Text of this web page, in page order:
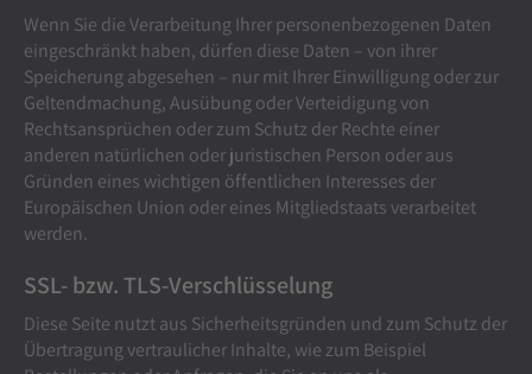
Wenn Sie die Verarbeitung Ihrer personenbezogenen Daten
eingeschränkt haben, dürfen diese Daten – von ihrer
Speicherung abgesehen – nur mit Ihrer Einwilligung oder zur
Geltendmachung, Ausübung oder Verteidigung von
Rechtsansprüchen oder zum Schutz der Rechte einer
anderen natürlichen oder juristischen Person oder aus
Gründen eines wichtigen öffentlichen Interesses der
Europäischen Union oder eines Mitgliedstaats verarbeitet
werden.
SSL- bzw. TLS-Verschlüsselung
Diese Seite nutzt aus Sicherheitsgründen und zum Schutz der
Übertragung vertraulicher Inhalte, wie zum Beispiel